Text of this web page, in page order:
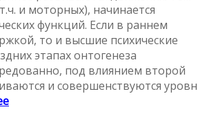
и моторных), начинается
функций. Если в раннем
то и высшие психические
этапах онтогенеза
под влиянием второй
и совершенствуются